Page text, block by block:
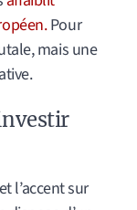
Pour
mais une
l’accent sur